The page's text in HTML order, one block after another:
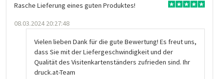
Rasche Lieferung eines guten Produktes!
08.03.2024 20:27:48
Vielen lieben Dank für die gute Bewertung! Es freut uns,
dass Sie mit der Liefergeschwindigkeit und der
Qualität des Visitenkartenständers zufrieden sind. Ihr
druck.at-Team